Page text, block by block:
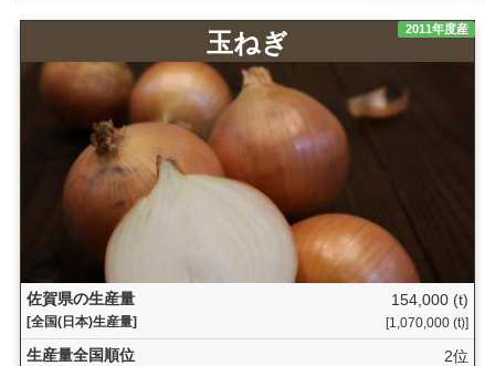
2011年度産
玉ねぎ
佐賀県の生産量
[全国(日本)生産量]
154,000 (t)
[1,070,000 (t)]
生産量全国順位
2位